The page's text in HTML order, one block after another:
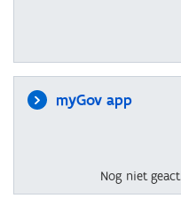
myGov app
Nog niet